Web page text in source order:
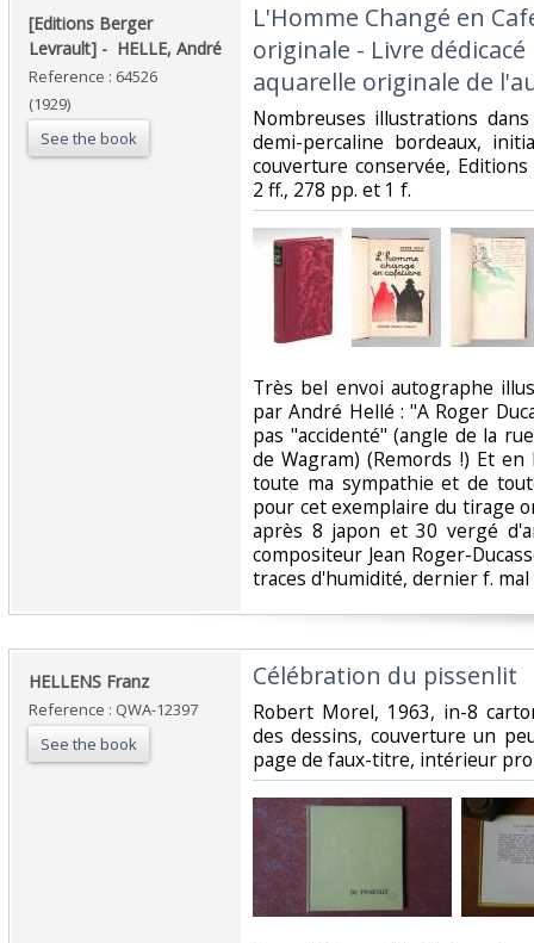
‎[Editions Berger
Levrault] - ‎ ‎HELLE, André‎
Reference : 64526
(1929)
See the book
‎L'Homme Changé en
originale - Livre
aquarelle originale de
‎Nombreuses illustrations
demi-percaline bordeaux,
couverture conservée,
2 ff., 278 pp. et 1 f.‎
‎Très bel envoi autographe
par André Hellé : "A Roger
pas "accidenté" (angle de la
de Wagram) (Remords !) Et
toute ma sympathie et de
pour cet exemplaire du tirage
après 8 japon et 30 vergé
compositeur Jean Roger-
traces d'humidité, dernier f. mal
‎HELLENS Franz ‎
Reference : QWA-12397
See the book
‎Célébration du pissenlit ‎
‎Robert Morel, 1963, in-8
des dessins, couverture un
page de faux-titre, intérieur